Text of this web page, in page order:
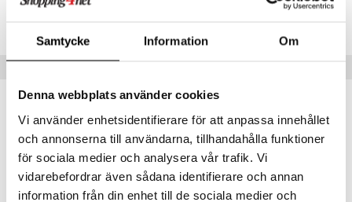
Samtycke Information Om
Denna webbplats använder cookies
Vi använder enhetsidentifierare för att anpassa innehållet
och annonserna till användarna, tillhandahålla funktioner
för sociala medier och analysera vår trafik. Vi
vidarebefordrar även sådana identifierare och annan
information från din enhet till de sociala medier och
& Täcken
& Örngott